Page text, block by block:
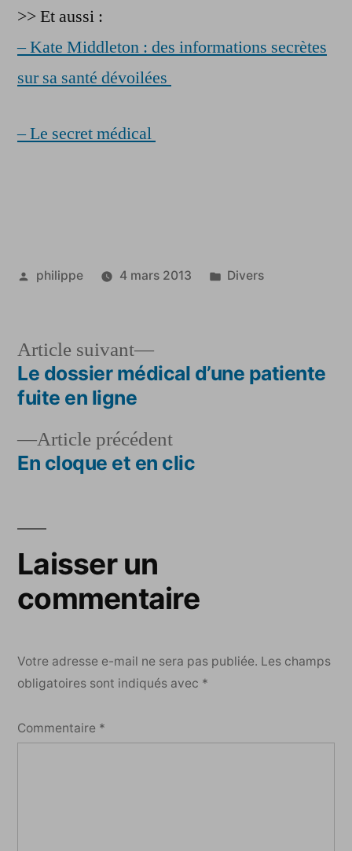
>> Et aussi :
– Kate Middleton : des informations secrètes
sur sa santé dévoilées
– Le secret médical
Publié
philippe 4 mars 2013
Publié
Divers
Navigation
l’article
Article précédentArticle
précédent :
En cloque et en clic
Article suivant
Article
suivant :
Le dossier médical d’une patiente
fuite en ligne
Laisser un
commentaire
Votre adresse e-mail ne sera pas publiée. Les champs
obligatoires sont indiqués avec *
Commentaire *